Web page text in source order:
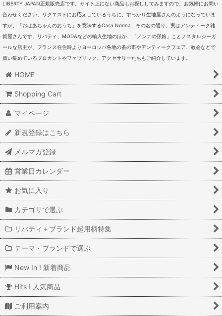
LIBERTY JAPAN正規販売店です。サイト上にない商品もお探ししてみますので、お気軽にお問い
合わせください。リクエストにお応えしているうちに、すっかり生地屋さんのようになっていま
すが、「おばあちゃんのおうち」を意味するCasa Nonna、その名の通り、実はアンティーク雑
貨屋さんです。リバティ、MODAなどの輸入生地のほか、「ノンナの孫娘」ことノスタルジーガ
ールな店主が、フランス在住時よりヨーロッパ各地の蚤の市やアンティークフェア、教会などで
買い集めているブロカントやファブリック、アクセサリーたちもご紹介しています。
HOME
Shopping Cart
マイページ
新規登録はこちら
メルマガ登録
営業日カレンダー
お気に入り
カテゴリで選ぶ
リバティ＋ブランド起用柄特集
テーマ・ブランドで選ぶ
New In ! 新着商品
Hits ! 人気商品
ご利用案内